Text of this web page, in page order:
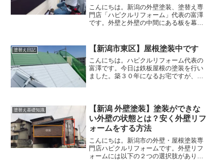
るのもいいですね！
こんにちは。新潟の外壁塗装、塗替え専
門店「ハピクルリフォーム」代表の富澤
です。外壁と外壁の中間にある板を幕板
もありますね。このように幕板があると
アクセントになり、お洒落...
塗替え日記 【新潟市東区】屋根塗装中です
こんにちは。ハピクルリフォーム代表の
富澤です。今日は鉄板屋根の塗装を行い
ました。築３０年になるお宅ですが、一
る状態ではあります。昨日錆...
塗替え基礎知識
【新潟 外壁塗装】塗装ができな
い外壁の状態とは？安く外壁リフ
ォームをする方法
こんにちは。新潟市の外壁・屋根塗装専
門店ハピクルリフォームです。外壁リフ
ォームには以下の２つの選択肢がありま